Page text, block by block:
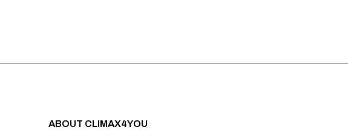
ABOUT CLIMAX4YOU